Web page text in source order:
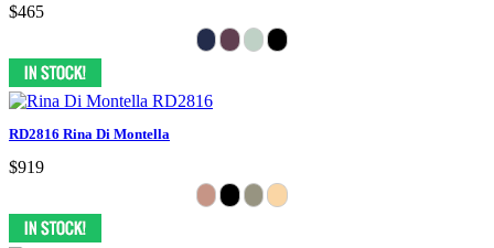
$465
RD2816 Rina Di Montella
$919